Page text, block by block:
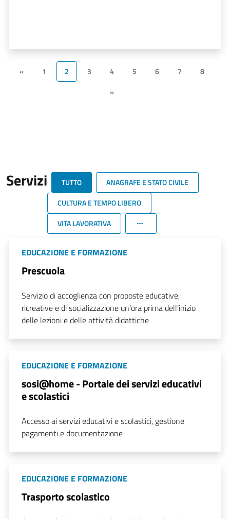
« 1 2 3 4 5 6 7
8
»
Servizi TUTTO
ANAGRAFE E STATO CIVILE
CULTURA E TEMPO LIBERO
VITA LAVORATIVA
EDUCAZIONE E FORMAZIONE
Prescuola
Servizio di accoglienza con proposte educative,
ricreative e di socializzazione un’ora prima dell’inizio
delle lezioni e delle attività didattiche
EDUCAZIONE E FORMAZIONE
sosi@home - Portale dei servizi educativi
e scolastici
Accesso ai servizi educativi e scolastici, gestione
pagamenti e documentazione
EDUCAZIONE E FORMAZIONE
Trasporto scolastico